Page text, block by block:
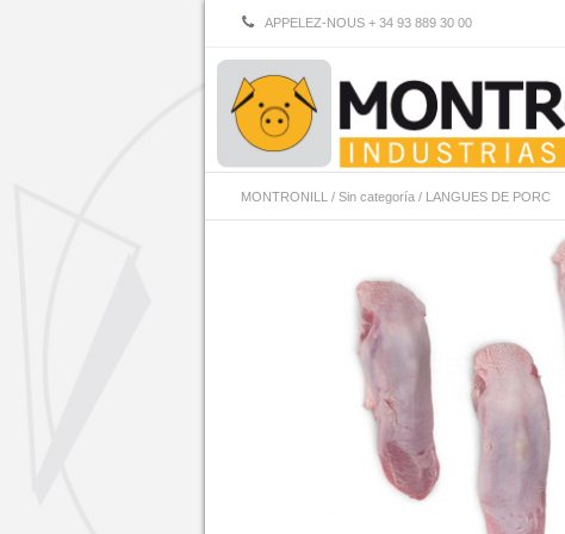
APPELEZ-NOUS + 34 93 889 30 00
MONTRONILL / Sin categoría / LANGUES DE PORC